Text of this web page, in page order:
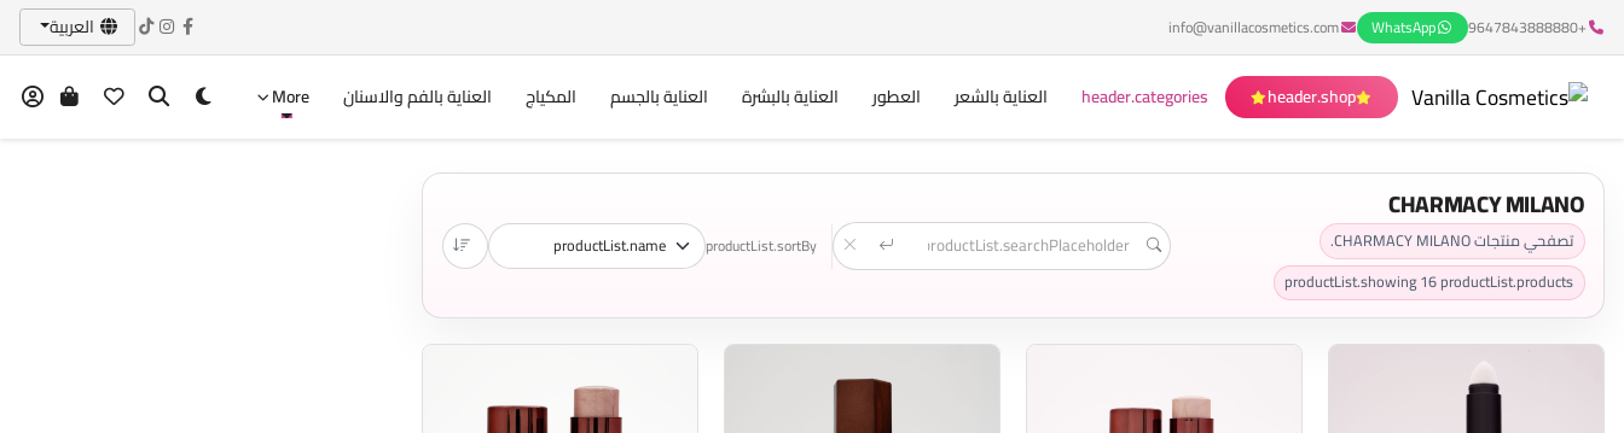
+9647843888880
WhatsApp
info@vanillacosmetics.com العربية
header.shop
header.categories العناية بالشعر العطور العناية بالبشرة العناية بالجسم المكياج العناية بالفم والاسنان More
CHARMACY MILANO
تصفحي منتجات CHARMACY MILANO.
productList.showing16productList.products
productList.sortBy